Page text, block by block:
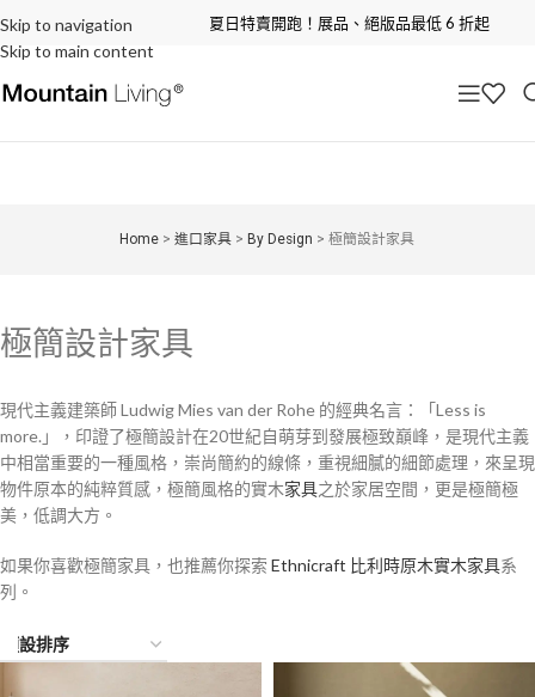
Skip to navigation
Skip to main content
夏日特賣開跑！展品、絕版品最低 6 折起
Home >進口家具 > By Design >極簡設計家具
極簡設計家具
現代主義建築師 Ludwig Mies van der Rohe 的經典名言：「Less is
more.」，印證了極簡設計在20世紀自萌芽到發展極致巔峰，是現代主義
中相當重要的一種風格，崇尚簡約的線條，重視細膩的細節處理，來呈現
物件原本的純粹質感，極簡風格的實木家具之於家居空間，更是極簡極
美，低調大方。
如果你喜歡極簡家具，也推薦你探索 Ethnicraft 比利時原木實木家具系
列。